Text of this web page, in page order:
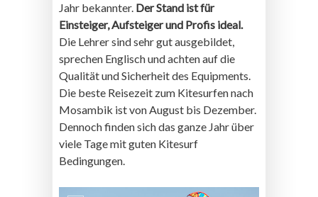
Jahr bekannter. Der Stand ist für
Einsteiger, Aufsteiger und Profis ideal.
Die Lehrer sind sehr gut ausgebildet,
sprechen Englisch und achten auf die
Qualität und Sicherheit des Equipments.
Die beste Reisezeit zum Kitesurfen nach
Mosambik ist von August bis Dezember.
Dennoch finden sich das ganze Jahr über
viele Tage mit guten Kitesurf
Bedingungen.